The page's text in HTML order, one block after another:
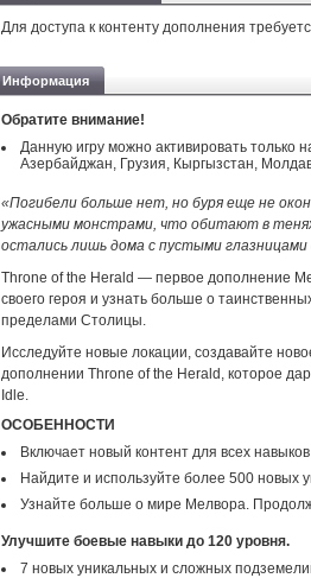
Для доступа к контенту дополнения
Информация
Обратите внимание!
Данную игру можно активировать только
Азербайджан, Грузия, Кыргызстан,
«Погибели больше нет, но буря еще не
ужасными монстрами, что обитают в
остались лишь дома с пустыми
Throne of the Herald — первое дополнение
своего героя и узнать больше о
пределами Столицы.
Исследуйте новые локации, создавайте
дополнении Throne of the Herald, которое
Idle.
ОСОБЕННОСТИ
Включает новый контент для всех
Найдите и используйте более 500 новых
Узнайте больше о мире Мелвора.
Улучшите боевые навыки до 120 уровня.
7 новых уникальных и сложных